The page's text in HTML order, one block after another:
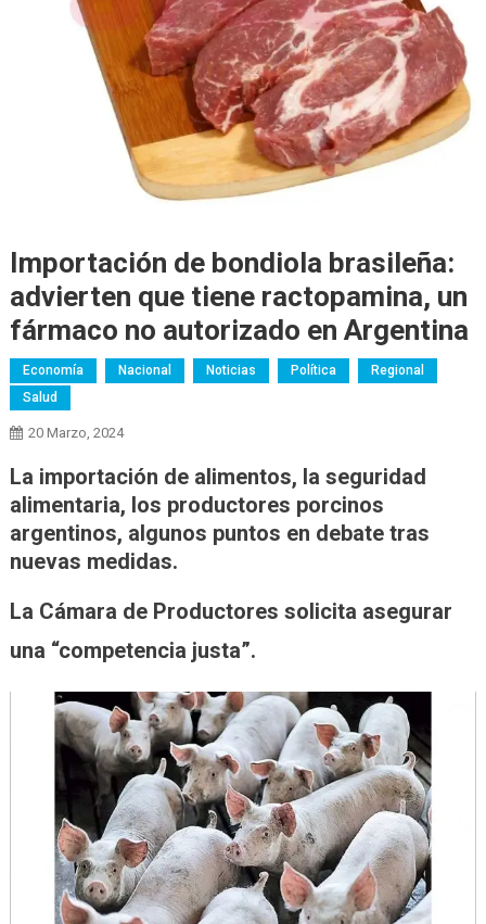
Importación de bondiola brasileña:
advierten que tiene ractopamina, un
fármaco no autorizado en Argentina
Economía Nacional Noticias Política
Regional
Salud
20 Marzo, 2024
La importación de alimentos, la seguridad
alimentaria, los productores porcinos
argentinos, algunos puntos en debate tras
nuevas medidas.
La Cámara de Productores solicita asegurar
una “competencia justa”.